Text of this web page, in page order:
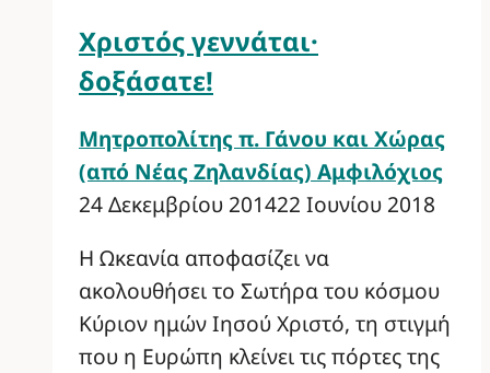
Χριστός γεννάται·
δοξάσατε!
Μητροπολίτης π. Γάνου και Χώρας
(από Νέας Ζηλανδίας) Αμφιλόχιος
24 Δεκεμβρίου 201422 Ιουνίου 2018
Η Ωκεανία αποφασίζει να
ακολουθήσει το Σωτήρα του κόσμου
Κύριον ημών Ιησού Χριστό, τη στιγμή
που η Ευρώπη κλείνει τις πόρτες της